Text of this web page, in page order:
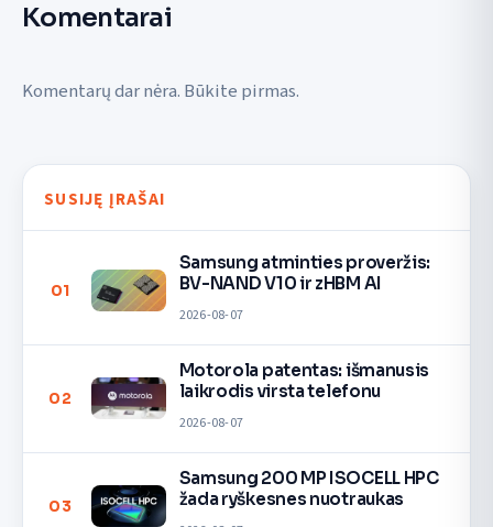
Komentarai
Komentarų dar nėra. Būkite pirmas.
SUSIJĘ ĮRAŠAI
01
Samsung atminties proveržis:
BV-NAND V10 ir zHBM AI
2026-08-07
02
Motorola patentas: išmanusis
laikrodis virsta telefonu
2026-08-07
03
Samsung 200 MP ISOCELL HPC
žada ryškesnes nuotraukas